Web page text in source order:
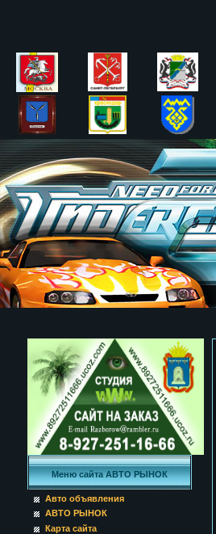
Меню сайта АВТО РЫНОК
Авто объявления
АВТО РЫНОК
Карта сайта